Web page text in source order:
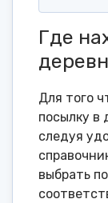
Где
Для того
посылку в
следуя
выбрать